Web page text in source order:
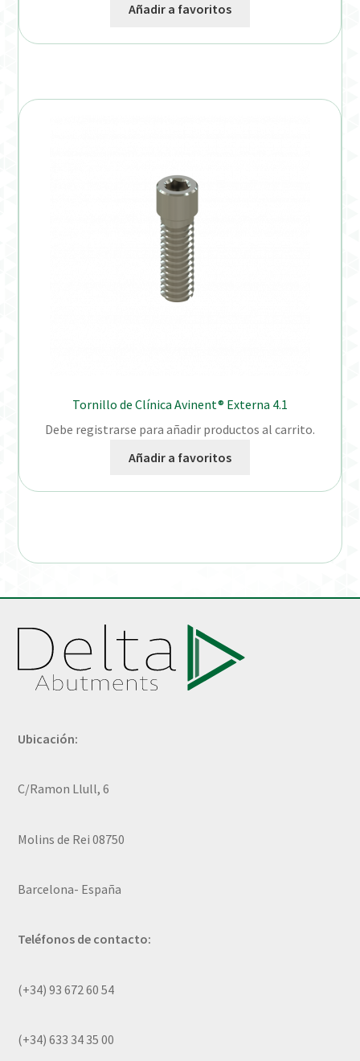
Añadir a favoritos
Tornillo de Clínica Avinent® Externa 4.1
Debe registrarse para añadir productos al carrito.
Añadir a favoritos
Ubicación:
C/Ramon Llull, 6
Molins de Rei 08750
Barcelona- España
Teléfonos de contacto:
(+34) 93 672 60 54
(+34) 633 34 35 00